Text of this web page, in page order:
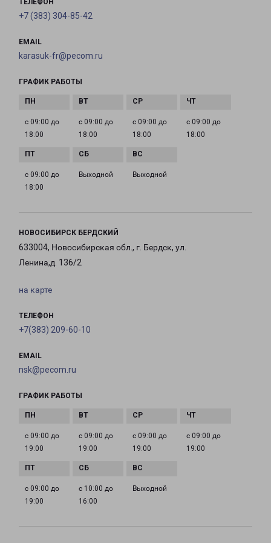
ТЕЛЕФОН
+7 (383) 304-85-42
EMAIL
karasuk-fr@pecom.ru
ГРАФИК РАБОТЫ
с 09:00 до
18:00
с 09:00 до
18:00
с 09:00 до
18:00
с 09:00 до
18:00
с 09:00 до
18:00
Выходной Выходной
НОВОСИБИРСК БЕРДСКИЙ
633004, Новосибирская обл., г. Бердск, ул.
Ленина,д. 136/2
на карте
ТЕЛЕФОН
+7(383) 209-60-10
EMAIL
nsk@pecom.ru
ГРАФИК РАБОТЫ
с 09:00 до
19:00
с 09:00 до
19:00
с 09:00 до
19:00
с 09:00 до
19:00
с 09:00 до
19:00
с 10:00 до
16:00
Выходной